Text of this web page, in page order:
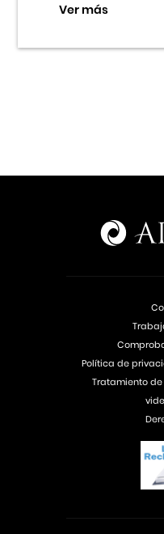
Ver más
Política de
Tratamiento